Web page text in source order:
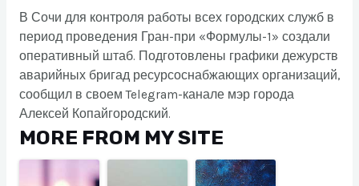
В Сочи для контроля работы всех городских служб в
период проведения Гран-при «Формулы-1» создали
оперативный штаб. Подготовлены графики дежурств
аварийных бригад ресурсоснабжающих организаций,
сообщил в своем Telegram-канале мэр города
Алексей Копайгородский.
MORE FROM MY SITE